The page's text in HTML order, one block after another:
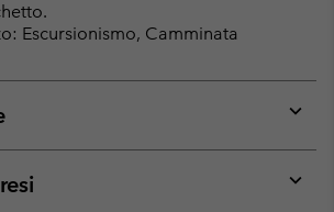
Escursionismo, Camminata
or